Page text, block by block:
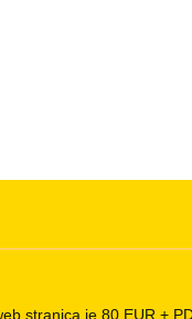
stranica je 80 EUR +